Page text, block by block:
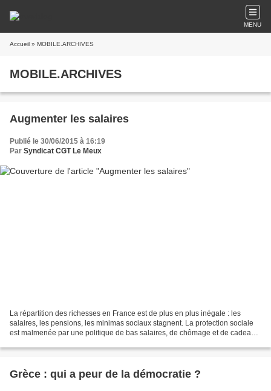
MENU
Accueil » MOBILE.ARCHIVES
MOBILE.ARCHIVES
Augmenter les salaires
Publié le 30/06/2015 à 16:19
Par Syndicat CGT Le Meux
La répartition des richesses en France est de plus en plus inégale : les
salaires, les pensions, les minimas sociaux stagnent. La protection sociale
est malmenée par une politique de bas salaires, de chômage et de cadeaux
Grèce : qui a peur de la démocratie ?